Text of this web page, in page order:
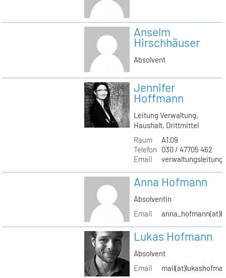
Anselm
Hirschhäuser
Absolvent
Jennifer
Hoffmann
Leitung Verwaltung,
Haushalt, Drittmittel
Raum
A1.09
Telefon
030 / 47705 462
Email
Anna Hofmann
Absolventin
Email
Lukas Hofmann
Absolvent
Email